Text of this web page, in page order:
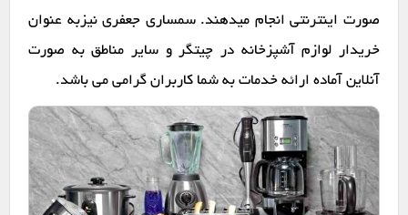
صورت اینترنتی انجام میدهند. سمساری جعفری نیزبه عنوان
خریدار لوازم آشپزخانه در چیتگر و سایر مناطق به صورت
آنلاین آماده ارائه خدمات به شما کاربران گرامی می باشد.